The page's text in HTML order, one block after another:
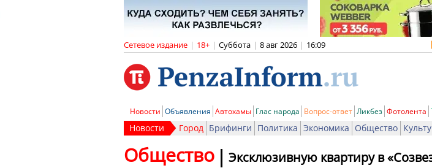
Сетевое издание | 18+ | Суббота | 8 авг 2026 | 16:09
Новости Объявления Автохамы Глас народа Вопрос-ответ Ликбез Фотолента
Новости Город Брифинги Политика Экономика Общество
Эксклюзивную квартиру в
Общество